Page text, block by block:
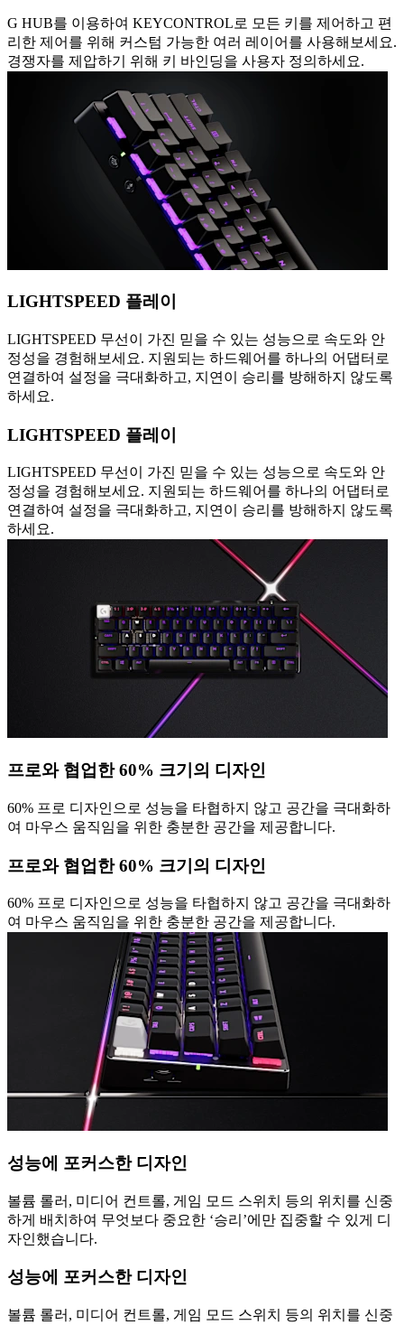
G HUB를 이용하여 KEYCONTROL로 모든 키를 제어하고 편
리한 제어를 위해 커스텀 가능한 여러 레이어를 사용해보세요.
경쟁자를 제압하기 위해 키 바인딩을 사용자 정의하세요.
LIGHTSPEED 플레이
LIGHTSPEED 무선이 가진 믿을 수 있는 성능으로 속도와 안
정성을 경험해보세요. 지원되는 하드웨어를 하나의 어댑터로
연결하여 설정을 극대화하고, 지연이 승리를 방해하지 않도록
하세요.
LIGHTSPEED 플레이
LIGHTSPEED 무선이 가진 믿을 수 있는 성능으로 속도와 안
정성을 경험해보세요. 지원되는 하드웨어를 하나의 어댑터로
연결하여 설정을 극대화하고, 지연이 승리를 방해하지 않도록
하세요.
프로와 협업한 60% 크기의 디자인
60% 프로 디자인으로 성능을 타협하지 않고 공간을 극대화하
여 마우스 움직임을 위한 충분한 공간을 제공합니다.
프로와 협업한 60% 크기의 디자인
60% 프로 디자인으로 성능을 타협하지 않고 공간을 극대화하
여 마우스 움직임을 위한 충분한 공간을 제공합니다.
성능에 포커스한 디자인
볼륨 롤러, 미디어 컨트롤, 게임 모드 스위치 등의 위치를 신중
하게 배치하여 무엇보다 중요한 ‘승리’에만 집중할 수 있게 디
자인했습니다.
성능에 포커스한 디자인
볼륨 롤러, 미디어 컨트롤, 게임 모드 스위치 등의 위치를 신중